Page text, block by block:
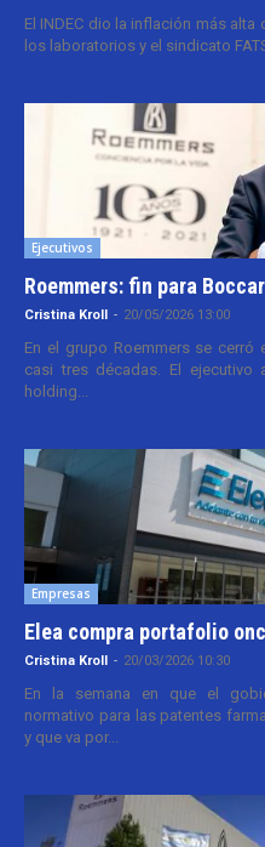
El INDEC dio la inflación más
los laboratorios y el sindicato
Ejecutivos
Roemmers: fin para
Cristina Kroll - 20/05/2026 13:00
En el grupo Roemmers se
casi tres décadas. El ejecutivo
holding...
Empresas
Elea compra portafolio
Cristina Kroll - 20/03/2026 10:30
En la semana en que el
normativo para las patentes
y que va por...